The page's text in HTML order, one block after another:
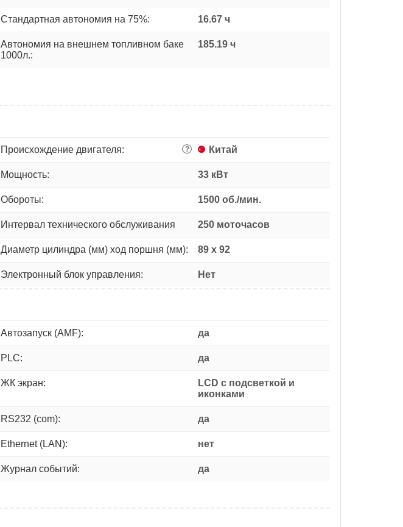
Стандартная автономия на 75%: 16.67 ч
Автономия на внешнем топливном баке
1000л.:
185.19 ч
Происхождение двигателя: ? Китай
Мощность: 33 кВт
Обороты: 1500 об./мин.
Интервал технического обслуживания 250 моточасов
Диаметр цилиндра (мм) ход поршня (мм): 89 х 92
Электронный блок управления: Нет
Автозапуск (AMF): да
PLC: да
ЖК экран:
LCD с подсветкой и
иконками
RS232 (com): да
Ethernet (LAN): нет
Журнал событий: да